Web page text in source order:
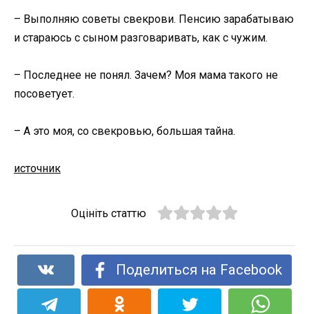
– Выполняю советы свекрови. Пенсию зарабатываю
и стараюсь с сыном разговаривать, как с чужим.
– Последнее не понял. Зачем? Моя мама такого не
посоветует.
– А это моя, со свекровью, большая тайна.
источник
Оцініть статтю
Поделиться на Facebook